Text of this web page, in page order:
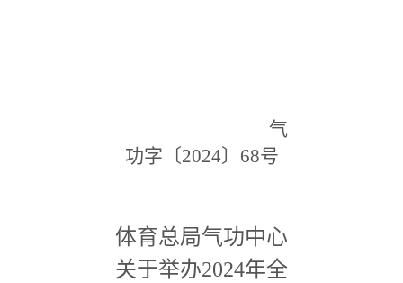
气
功字〔2024〕68号
体育总局气功中心
关于举办2024年全